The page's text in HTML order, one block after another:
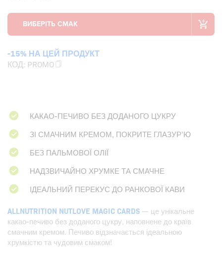
-15% НА ЦЕЙ ПРОДУКТ
КОД: PROMO
КАКАО-ПЕЧИВО БЕЗ ДОДАНОГО ЦУКРУ
ЗІ СМАЧНИМ КРЕМОМ, ПОКРИТЕ ГЛАЗУР’Ю
БЕЗ ПАЛЬМОВОЇ ОЛІЇ
НАДЗВИЧАЙНО ХРУМКЕ ТА СМАЧНЕ
ІДЕАЛЬНИЙ ПЕРЕКУС ДО РАНКОВОЇ КАВИ
ALLNUTRITION NUTLOVE MAGIC CARDS— це унікальне
какао-печиво без доданого цукру, наповнене до країв
смачним кремом. Печиво відзначається ідеальною
хрумкістю та чудовим смаком!